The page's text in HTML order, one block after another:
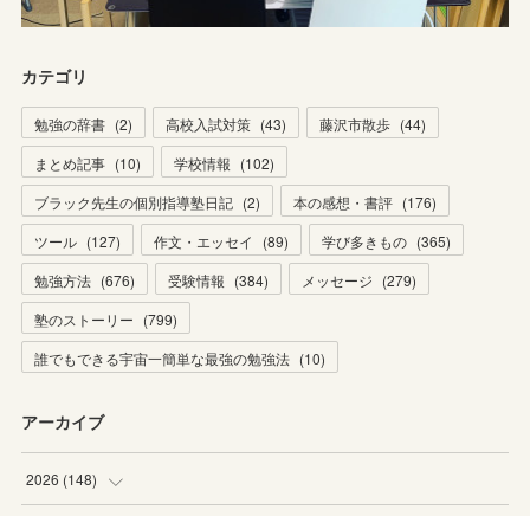
カテゴリ
勉強の辞書 (2) 高校入試対策 (43) 藤沢市散歩 (44)
まとめ記事 (10) 学校情報 (102)
ブラック先生の個別指導塾日記 (2) 本の感想・書評 (176)
ツール (127) 作文・エッセイ (89) 学び多きもの (365)
勉強方法 (676) 受験情報 (384) メッセージ (279)
塾のストーリー (799)
誰でもできる宇宙一簡単な最強の勉強法 (10)
アーカイブ
2026 (148)